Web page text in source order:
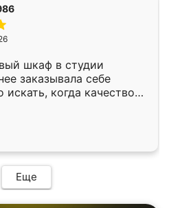
шкаф в студии
заказывала себе
искать, когда качеством
кухня уже почти
нет.
Еще